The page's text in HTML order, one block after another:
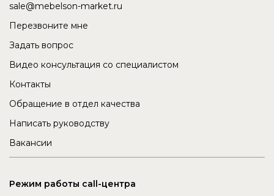
sale@mebelson-market.ru
Перезвоните мне
Задать вопрос
Видео консультация со специалистом
Контакты
Обращение в отдел качества
Написать руководству
Вакансии
Режим работы call-центра